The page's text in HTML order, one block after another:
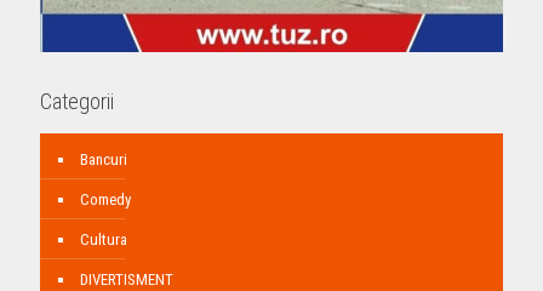
Categorii
Bancuri
Comedy
Cultura
DIVERTISMENT